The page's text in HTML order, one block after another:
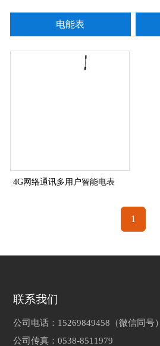
电能表
4G网络通讯多用户智能电表
1
联系我们
公司电话：15269849458（微信同号）
公司传真：0538-8511979